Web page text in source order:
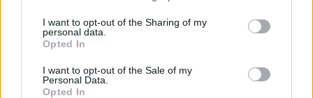
I want to opt-out of the Sharing of my
personal data.
Opted In
I want to opt-out of the Sale of my
Personal Data.
Opted In